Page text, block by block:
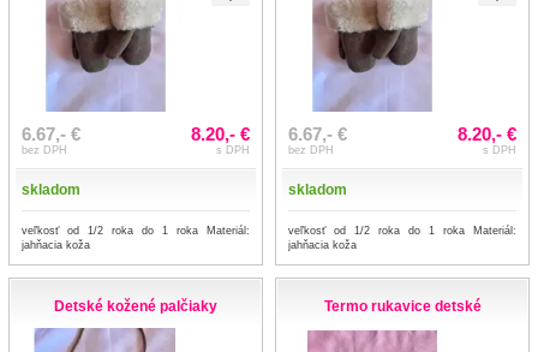
6.67,- €
bez DPH
8.20,- €
s DPH
skladom
veľkosť od 1/2 roka do 1 roka Materiál:
jahňacia koža
6.67,- €
bez DPH
8.20,- €
s DPH
skladom
veľkosť od 1/2 roka do 1 roka Materiál:
jahňacia koža
Detské kožené palčiaky Termo rukavice detské